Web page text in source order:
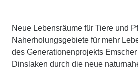
Neue Lebensräume für Tiere und
Naherholungsgebiete für mehr
des Generationenprojekts
Dinslaken durch die neue